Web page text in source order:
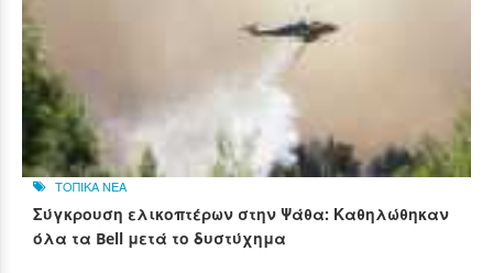
ΤΟΠΙΚΑ ΝΕΑ
Σύγκρουση ελικοπτέρων στην Ψάθα: Καθηλώθηκαν
όλα τα Bell μετά το δυστύχημα